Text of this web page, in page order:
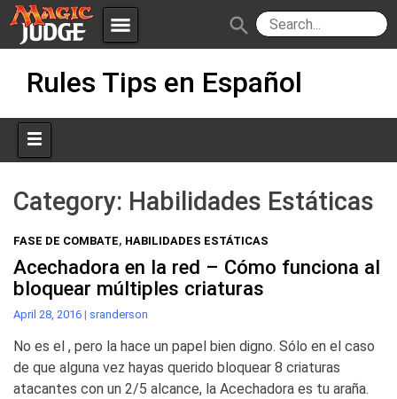
menu
Apps JudgeApps
Forum
Judges
Policies IPG
JAR
search
Rules Tips en Español
Category: Habilidades Estáticas
FASE DE COMBATE, HABILIDADES ESTÁTICAS
Acechadora en la red – Cómo funciona al
bloquear múltiples criaturas
April 28, 2016 | sranderson
No es el , pero la hace un papel bien digno. Sólo en el caso
de que alguna vez hayas querido bloquear 8 criaturas
atacantes con un 2/5 alcance, la Acechadora es tu araña.